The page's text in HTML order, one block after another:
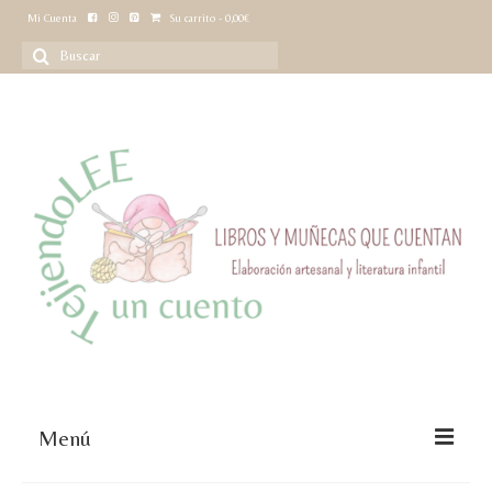
Mi Cuenta Su carrito - 0,00€
Buscar
por:
Menú